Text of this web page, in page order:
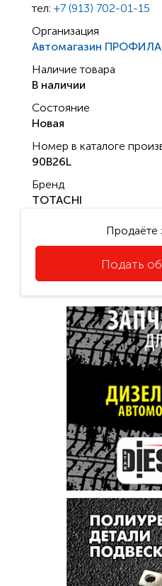
тел: +7 (913) 702-01-15
Организация
Автомагазин
Наличие товара
В наличии
Состояние
Новая
Номер в каталоге
90B26L
Бренд
TOTACHI
Продаёте
Подать